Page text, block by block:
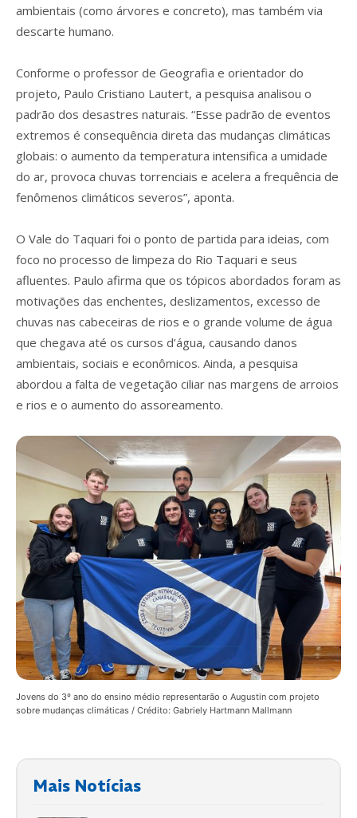
ambientais (como árvores e concreto), mas também via
descarte humano.
Conforme o professor de Geografia e orientador do
projeto, Paulo Cristiano Lautert, a pesquisa analisou o
padrão dos desastres naturais. “Esse padrão de eventos
extremos é consequência direta das mudanças climáticas
globais: o aumento da temperatura intensifica a umidade
do ar, provoca chuvas torrenciais e acelera a frequência de
fenômenos climáticos severos”, aponta.
O Vale do Taquari foi o ponto de partida para ideias, com
foco no processo de limpeza do Rio Taquari e seus
afluentes. Paulo afirma que os tópicos abordados foram as
motivações das enchentes, deslizamentos, excesso de
chuvas nas cabeceiras de rios e o grande volume de água
que chegava até os cursos d’água, causando danos
ambientais, sociais e econômicos. Ainda, a pesquisa
abordou a falta de vegetação ciliar nas margens de arroios
e rios e o aumento do assoreamento.
Jovens do 3º ano do ensino médio representarão o Augustin com projeto
sobre mudanças climáticas / Crédito: Gabriely Hartmann Mallmann
Mais Notícias